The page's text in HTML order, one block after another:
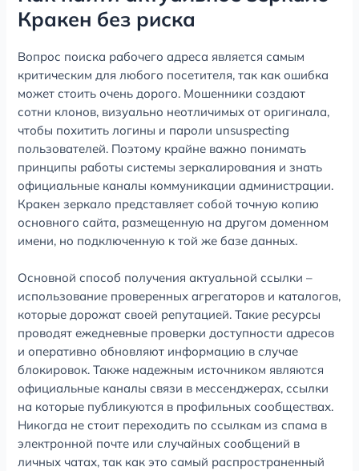
Кракен без риска
Вопрос поиска рабочего адреса является самым
критическим для любого посетителя, так как ошибка
может стоить очень дорого. Мошенники создают
сотни клонов, визуально неотличимых от оригинала,
чтобы похитить логины и пароли unsuspecting
пользователей. Поэтому крайне важно понимать
принципы работы системы зеркалирования и знать
официальные каналы коммуникации администрации.
Кракен зеркало представляет собой точную копию
основного сайта, размещенную на другом доменном
имени, но подключенную к той же базе данных.
Основной способ получения актуальной ссылки –
использование проверенных агрегаторов и каталогов,
которые дорожат своей репутацией. Такие ресурсы
проводят ежедневные проверки доступности адресов
и оперативно обновляют информацию в случае
блокировок. Также надежным источником являются
официальные каналы связи в мессенджерах, ссылки
на которые публикуются в профильных сообществах.
Никогда не стоит переходить по ссылкам из спама в
электронной почте или случайных сообщений в
личных чатах, так как это самый распространенный